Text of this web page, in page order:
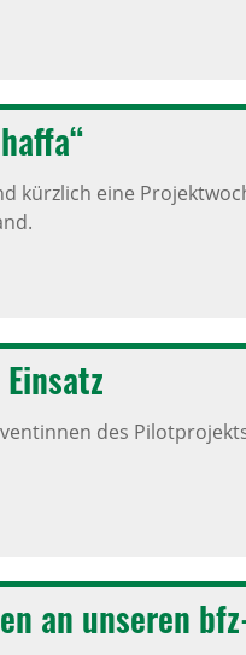
kürzlich eine
des
an unseren